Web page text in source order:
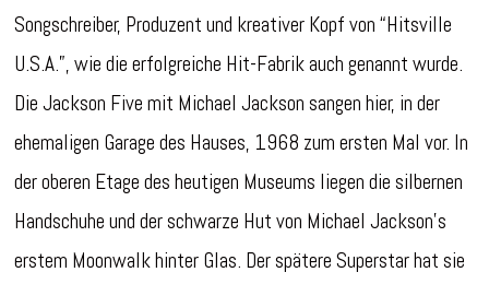
Songschreiber, Produzent und kreativer Kopf von “Hitsville
U.S.A.”, wie die erfolgreiche Hit-Fabrik auch genannt wurde.
Die Jackson Five mit Michael Jackson sangen hier, in der
ehemaligen Garage des Hauses, 1968 zum ersten Mal vor. In
der oberen Etage des heutigen Museums liegen die silbernen
Handschuhe und der schwarze Hut von Michael Jackson’s
erstem Moonwalk hinter Glas. Der spätere Superstar hat sie